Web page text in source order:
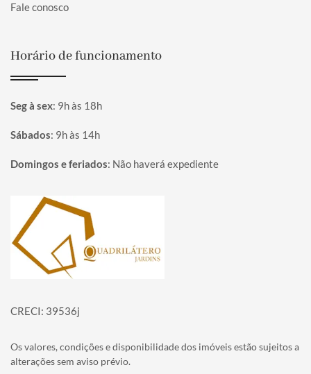
Fale conosco
Horário de funcionamento
Seg à sex: 9h às 18h
Sábados: 9h às 14h
Domingos e feriados: Não haverá expediente
Página inicial
CRECI: 39536j
Os valores, condições e disponibilidade dos imóveis estão sujeitos a
alterações sem aviso prévio.